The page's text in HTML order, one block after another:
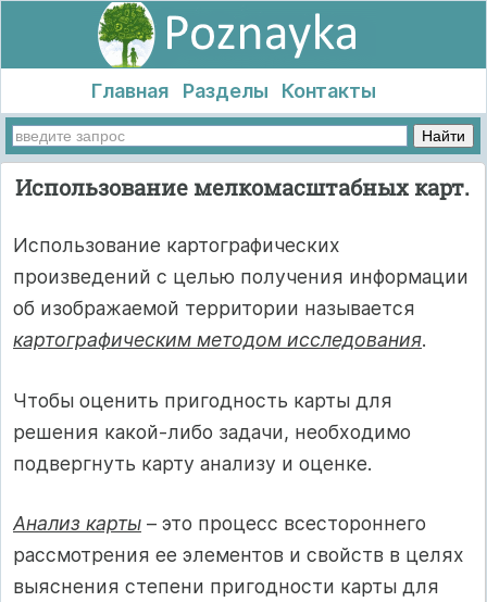
Главная Разделы Контакты
Использование мелкомасштабных карт.
Использование картографических
произведений с целью получения информации
об изображаемой территории называется
картографическим методом исследования.
Чтобы оценить пригодность карты для
решения какой-либо задачи, необходимо
подвергнуть карту анализу и оценке.
Анализ карты – это процесс всестороннего
рассмотрения ее элементов и свойств в целях
выяснения степени пригодности карты для